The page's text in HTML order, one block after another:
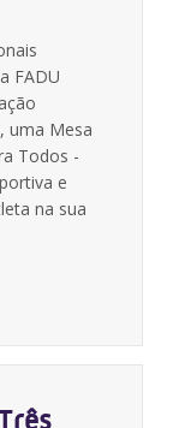
FADU
uma Mesa
Todos -
e
na sua